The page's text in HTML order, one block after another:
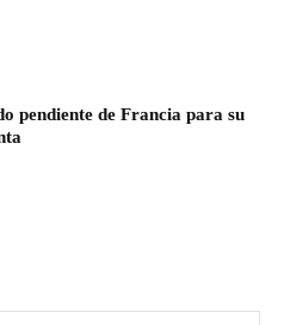
pendiente de Francia para su